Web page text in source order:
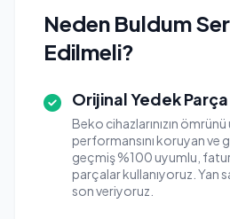
Neden Buldum
Edilmeli?
Orijinal Yedek
Beko cihazlarınızın ömrünü
performansını koruyan ve
geçmiş %100 uyumlu,
parçalar kullanıyoruz. Yan
son veriyoruz.